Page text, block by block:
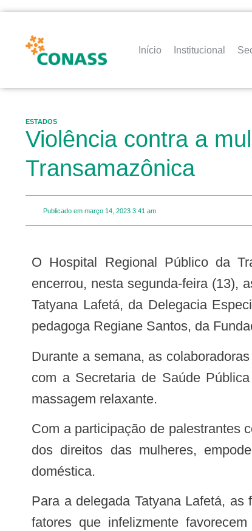
Início Institucional
ESTADOS
Violência contra a
Transamazônica
Publicado em março 14, 2023 3:41 am
O Hospital Regional Público da Transamazônica (HRPT), em Altamira, no sudoeste paraense,
encerrou, nesta segunda-feira (13),
Tatyana Lafetá, da Delegacia
pedagoga Regiane Santos, da
Durante a semana, as colaboradoras da unidade, que é gerenciada pelo Instituto Acqua em parceria
com a Secretaria de Saúde
massagem relaxante.
Com a participação de palestrantes convidadas, o evento convocou as colaboradoras do HRPT a refletirem sobre a importância
dos direitos das mulheres,
doméstica.
Para a delegada Tatyana Lafetá, as formas de violência não são somente físicas, mas muitas vezes psicológicas. “Alguns dos
fatores que infelizmente